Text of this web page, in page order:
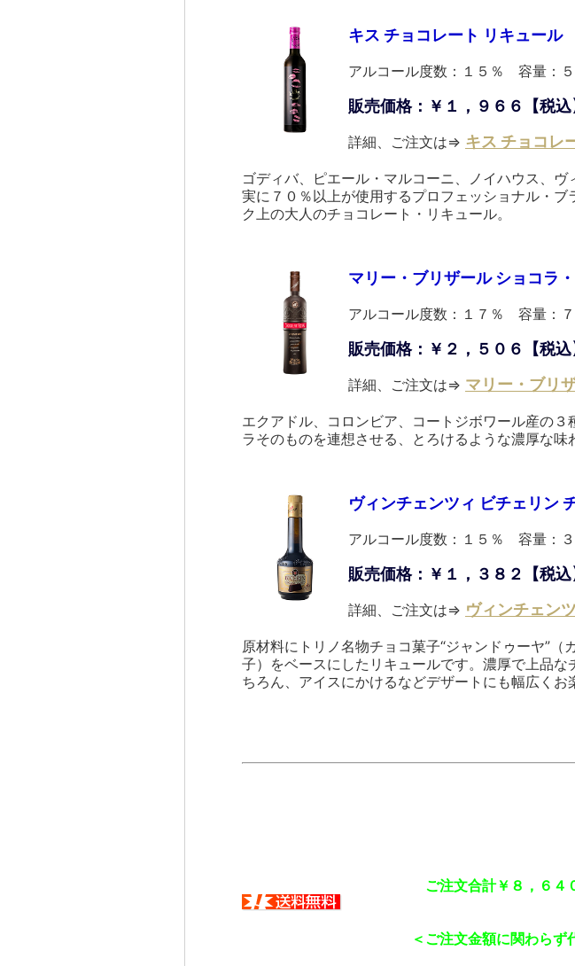
キス チョコレート リキュール
アルコール度数：１５％ 容量：５
販売価格：￥１，９６６【税込
詳細、ご注文は⇒ キス チョコレ
ゴディバ、ピエール・マルコーニ、ノイハウス、
実に７０％以上が使用するプロフェッショナル・
ク上の大人のチョコレート・リキュール。
マリー・ブリザール ショコラ
アルコール度数：１７％ 容量：７
販売価格：￥２，５０６【税込
詳細、ご注文は⇒ マリー・ブリ
エクアドル、コロンビア、コートジボワール産の
ラそのものを連想させる、とろけるような濃厚な味
ヴィンチェンツィ ビチェリン
アルコール度数：１５％ 容量：３
販売価格：￥１，３８２【税込
詳細、ご注文は⇒ ヴィンチェン
原材料にトリノ名物チョコ菓子“ジャンドゥーヤ”
子）をベースにしたリキュールです。濃厚で上品
ちろん、アイスにかけるなどデザートにも幅広くお
ご注文合計￥８，６４
＜ご注文金額に関わらず